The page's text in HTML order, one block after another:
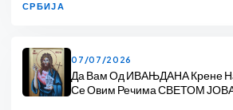
СРБИЈА
07/07/2026
Да Вам Од ИВАЊДАНА Крене
Се Овим Речима СВЕТОМ